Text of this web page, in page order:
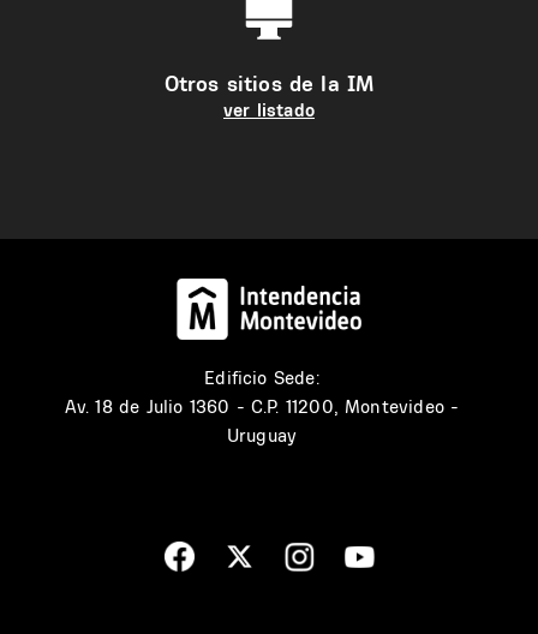
Otros sitios de la IM
ver listado
Edificio Sede:
Av. 18 de Julio 1360 - C.P. 11200, Montevideo -
Uruguay